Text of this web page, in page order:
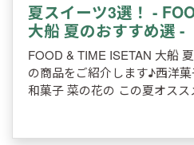
夏スイーツ3選！ -
大船 夏のおすすめ選 -
FOOD & TIME ISETAN 大船
の商品をご紹介します♪西洋
和菓子 菜の花の この夏オスス